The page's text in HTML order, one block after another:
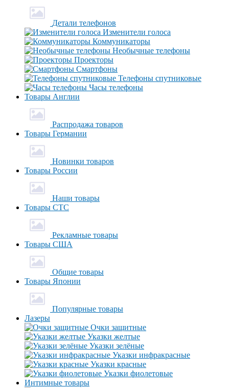
Детали телефонов
Изменители голоса
Коммуникаторы
Необычные телефоны
Проекторы
Смартфоны
Телефоны спутниковые
Часы телефоны
Товары Англии
Распродажа товаров
Товары Германии
Новинки товаров
Товары России
Наши товары
Товары СТС
Рекламные товары
Товары США
Общие товары
Товары Японии
Популярные товары
Лазеры
Очки защитные
Указки желтые
Указки зелёные
Указки инфракрасные
Указки красные
Указки фиолетовые
Интимные товары